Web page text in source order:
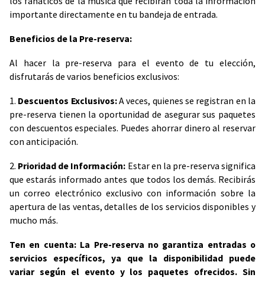
importante directamente en tu bandeja de entrada.
Beneficios de la Pre-reserva:
Al hacer la pre-reserva para el evento de tu elección,
disfrutarás de varios beneficios exclusivos:
1. Descuentos Exclusivos:A veces, quienes se registran en la
pre-reserva tienen la oportunidad de asegurar sus paquetes
con descuentos especiales. Puedes ahorrar dinero al reservar
con anticipación.
2. Prioridad de Información: Estar en la pre-reserva significa
que estarás informado antes que todos los demás. Recibirás
un correo electrónico exclusivo con información sobre la
apertura de las ventas, detalles de los servicios disponibles y
mucho más.
Ten en cuenta: La Pre-reserva no garantiza entradas o
servicios específicos, ya que la disponibilidad puede
variar según el evento y los paquetes ofrecidos. Sin